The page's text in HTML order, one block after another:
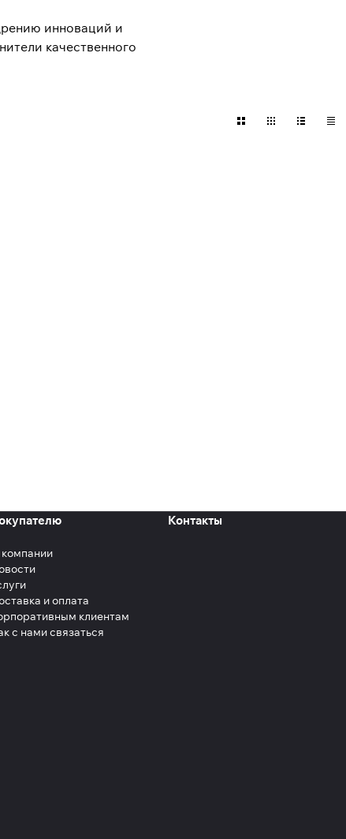
инноваций и
качественного
и оплата
клиентам
с нами связаться
Контакты